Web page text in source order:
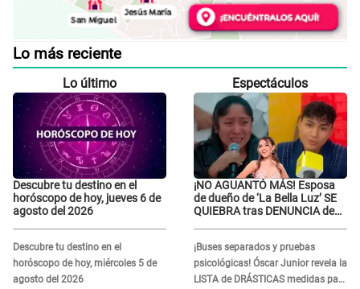
Lo más reciente
Lo último
Descubre tu destino en el
horóscopo de hoy, jueves 6 de
agosto del 2026
Descubre tu destino en el
horóscopo de hoy, miércoles 5 de
agosto del 2026
Espectáculos
¡NO AGUANTÓ MÁS! Esposa
de dueño de ‘La Bella Luz’ SE
QUIEBRA tras DENUNCIA de
¡Buses separados y pruebas
psicológicas! Óscar Junior revela la
LISTA de DRÁSTICAS medidas para